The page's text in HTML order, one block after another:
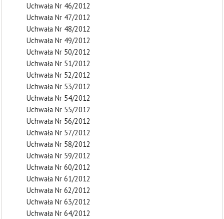
Uchwała Nr 46/2012
Uchwała Nr 47/2012
Uchwała Nr 48/2012
Uchwała Nr 49/2012
Uchwała Nr 50/2012
Uchwała Nr 51/2012
Uchwała Nr 52/2012
Uchwała Nr 53/2012
Uchwała Nr 54/2012
Uchwała Nr 55/2012
Uchwała Nr 56/2012
Uchwała Nr 57/2012
Uchwała Nr 58/2012
Uchwała Nr 59/2012
Uchwała Nr 60/2012
Uchwała Nr 61/2012
Uchwała Nr 62/2012
Uchwała Nr 63/2012
Uchwała Nr 64/2012